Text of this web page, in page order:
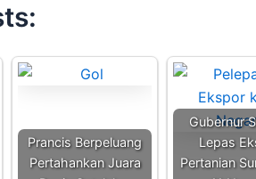
y
Li
n
Prancis Berpeluang
Pertahankan Juara
Gubernur
Lepas
Pertanian